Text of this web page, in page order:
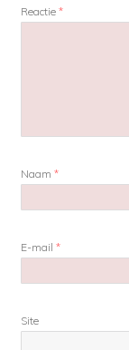
Reactie *
Naam *
E-mail *
Site